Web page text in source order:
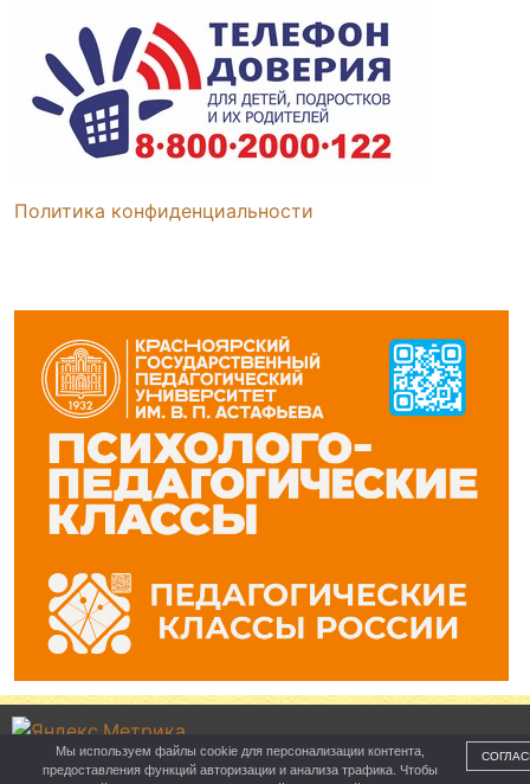
Политика конфиденциальности
Управление образования
Мы используем файлы cookie для персонализации контента,
предоставления функций авторизации и анализа трафика. Чтобы